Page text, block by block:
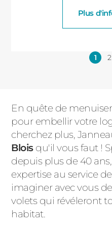
Plus
Page
1 2
En quête de
pour embellir votre
cherchez plus,
Bloisqu'il vous faut !
depuis plus de 40
expertise au service
imaginer avec vous
volets qui révéleront
habitat.